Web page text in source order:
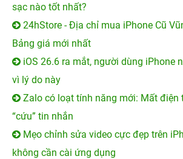
sạc nào tốt nhất?
24hStore - Địa chỉ mua iPhone Cũ
Bảng giá mới nhất
iOS 26.6 ra mắt, người dùng iPhone
vì lý do này
Zalo có loạt tính năng mới: Mất điện
“cứu” tin nhắn
Mẹo chỉnh sửa video cực đẹp trên
không cần cài ứng dụng